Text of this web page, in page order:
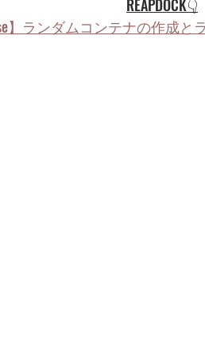
REAPDOCK👇
】ランダムコンテナの作成と